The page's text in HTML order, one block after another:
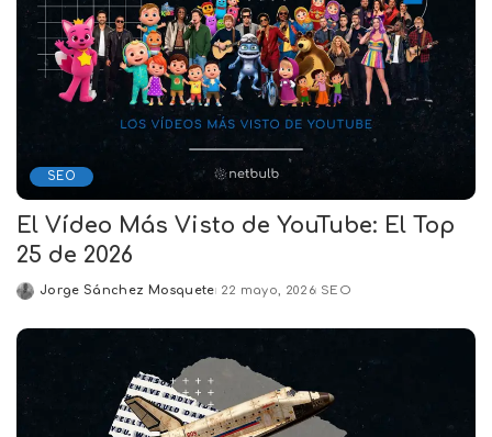
SEO
El Vídeo Más Visto de YouTube: El Top
25 de 2026
Posted
Jorge Sánchez Mosquete 22 mayo, 2026 SEO